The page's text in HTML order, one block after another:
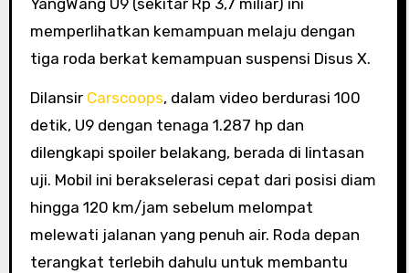
YangWang U9 (sekitar Rp 3,7 miliar) ini
memperlihatkan kemampuan melaju dengan
tiga roda berkat kemampuan suspensi Disus X.
Dilansir Carscoops, dalam video berdurasi 100
detik, U9 dengan tenaga 1.287 hp dan
dilengkapi spoiler belakang, berada di lintasan
uji. Mobil ini berakselerasi cepat dari posisi diam
hingga 120 km/jam sebelum melompat
melewati jalanan yang penuh air. Roda depan
terangkat terlebih dahulu untuk membantu